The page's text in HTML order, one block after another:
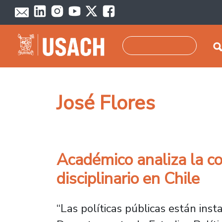
Pasar al contenido principal
José Flores
Académico analiza la
disciplinario en Chile
“Las políticas públicas están